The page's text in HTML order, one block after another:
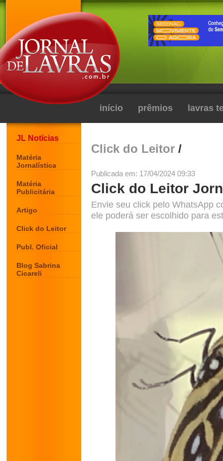
início prêmios lavras
JL Notícias
Matéria
Jornalística
Matéria
Publicitária
Artigo
Click do Leitor
Publ. Oficial
Blog Sabrina
Cicareli
Click do Leitor /
Publicada em: 17/04/2024 09:33
Click do Leitor
Envie seu click pelo WhatsApp
ele poderá ser escolhido para